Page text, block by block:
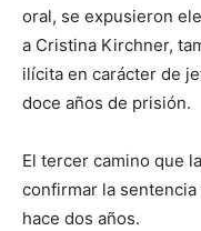
oral, se expusieron
a Cristina Kirchner,
ilícita en carácter de
doce años de prisión.
El tercer camino que
confirmar la
hace dos años.